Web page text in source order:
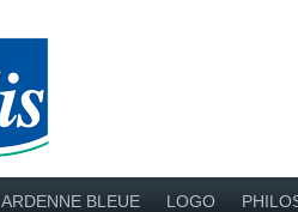
ARDENNE BLEUE LOGO